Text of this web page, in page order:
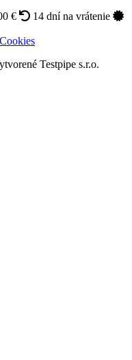
€
14 dní na vrátenie
Cookies
Testpipe s.r.o.